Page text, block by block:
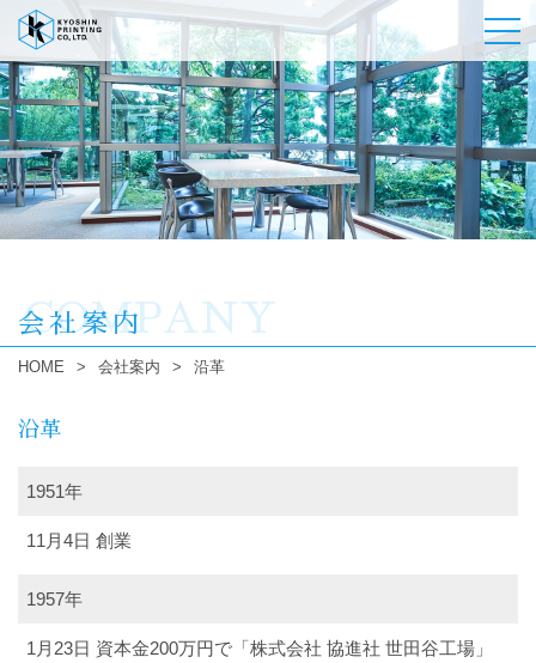
会社案内
COMPANY
HOME > 会社案内 > 沿革
沿革
1951年
11月4日 創業
1957年
1月23日 資本金200万円で「株式会社 協進社 世田谷工場」